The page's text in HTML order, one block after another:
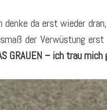
denke da erst wieder
der Verwüstung
GRAUEN – ich trau